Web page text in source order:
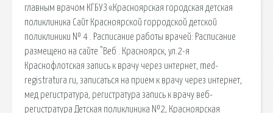
главным врачом КГБУЗ «Красноярская городская детская
поликлиника Сайт Красноярской горродской детской
поликлиники № 4 . Расписание работы врачей: Расписание
размещено на сайте "Веб . Красноярск, ул.2-я
Краснофлотская запись к врачу через интернет, med-
registratura.ru, записаться на прием к врачу через интернет,
мед регистратура, регистратура запись к врачу веб-
регистратура Детская поликлиника №2, Красноярская